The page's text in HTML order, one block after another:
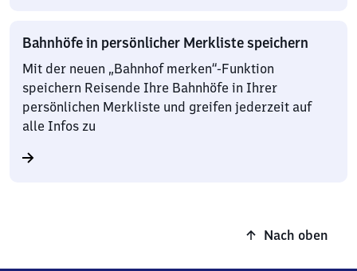
Bahnhöfe in persönlicher Merkliste speichern
Mit der neuen „Bahnhof merken“-Funktion
speichern Reisende Ihre Bahnhöfe in Ihrer
persönlichen Merkliste und greifen jederzeit auf
alle Infos zu
Nach oben